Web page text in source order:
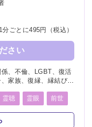
ごとに495円（税込）
さい
、不倫、LGBT、復活
家族、復縁、縁結び、
事、引越し、開運、故
心霊相談、心霊写真
霊聴 霊眼 前世
結び 祈願